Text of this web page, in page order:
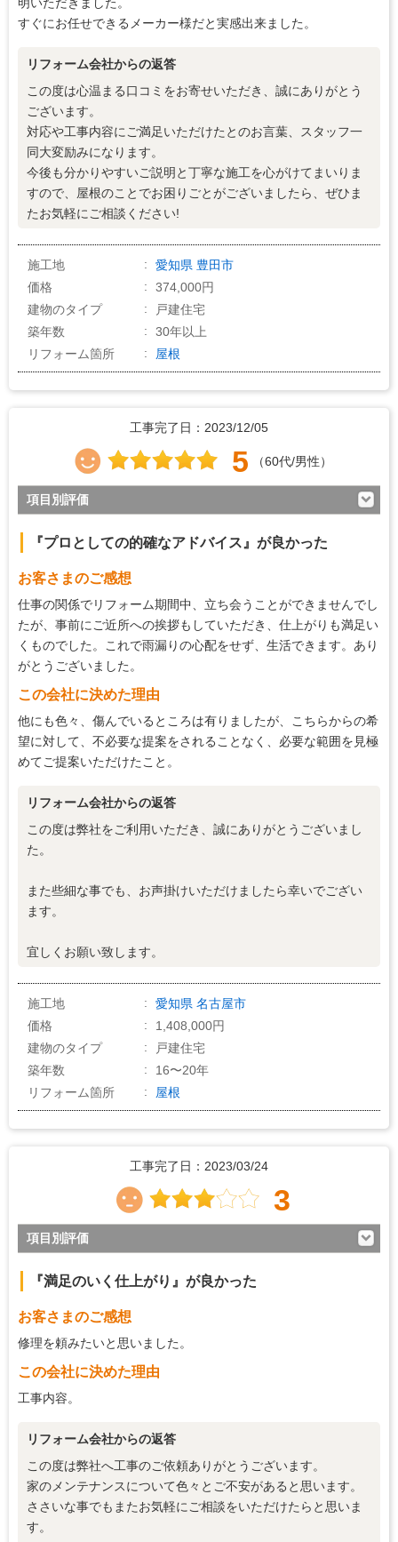
すぐにお任せできるメーカー様だと実感出来ました。
リフォーム会社からの返答
この度は心温まる口コミをお寄せいただき、誠にありがとう
ございます。
対応や工事内容にご満足いただけたとのお言葉、スタッフ一
同大変励みになります。
今後も分かりやすいご説明と丁寧な施工を心がけてまいりま
すので、屋根のことでお困りごとがございましたら、ぜひま
たお気軽にご相談ください!
施工地 愛知県 豊田市
価格
374,000円
建物のタイプ
戸建住宅
築年数
30年以上
リフォーム箇所
屋根
工事完了日：2023/12/05
5 （60代/男性）
項目別評価
説明の分かりやすさ 5
施工の段取り・管理 4
作業中の配慮
仕上がり
価格の納得感 4
『プロとしての的確なアドバイス』が良かった
お客さまのご感想
仕事の関係でリフォーム期間中、立ち会うことができませんでし
たが、事前にご近所への挨拶もしていただき、仕上がりも満足い
くものでした。これで雨漏りの心配をせず、生活できます。あり
がとうございました。
この会社に決めた理由
他にも色々、傷んでいるところは有りましたが、こちらからの希
望に対して、不必要な提案をされることなく、必要な範囲を見極
めてご提案いただけたこと。
リフォーム会社からの返答
この度は弊社をご利用いただき、誠にありがとうございまし
た。
また些細な事でも、お声掛けいただけましたら幸いでござい
ます。
宜しくお願い致します。
施工地 愛知県 名古屋市
価格
1,408,000円
建物のタイプ
戸建住宅
築年数
16〜20年
リフォーム箇所
屋根
工事完了日：2023/03/24
3
項目別評価
施工の段取り・管理
価格の納得感 3
『満足のいく仕上がり』が良かった
お客さまのご感想
修理を頼みたいと思いました。
この会社に決めた理由
工事内容。
リフォーム会社からの返答
この度は弊社へ工事のご依頼ありがとうございます。
家のメンテナンスについて色々とご不安があると思います。
ささいな事でもまたお気軽にご相談をいただけたらと思いま
す。